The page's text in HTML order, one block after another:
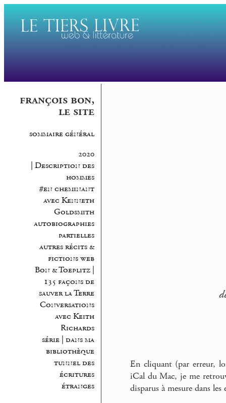
françois bon,
le site
sommaire général
2020
| Description des
hommes
#en cheminant
avec Kenneth
Goldsmith
autobiographies
partielles
autres récits &
fictions web
Bon & Toeplitz |
135 façons de
sauver la Terre
Conversations
avec Keith
Richards
série | dans ma
bibliothèque
tunnel des
écritures
étranges
En cliquant (par erreur,
iCal du Mac, je me
disparus à mesure dans